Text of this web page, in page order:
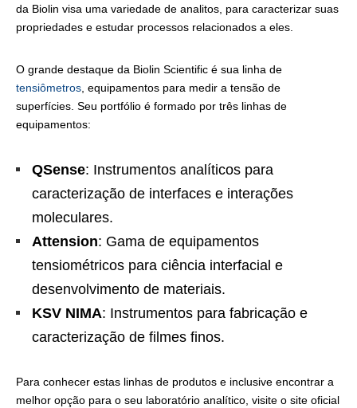
da Biolin visa uma variedade de analitos, para caracterizar suas
propriedades e estudar processos relacionados a eles.
O grande destaque da Biolin Scientific é sua linha de
tensiômetros, equipamentos para medir a tensão de
superfícies. Seu portfólio é formado por três linhas de
equipamentos:
QSense: Instrumentos analíticos para
caracterização de interfaces e interações
moleculares.
Attension: Gama de equipamentos
tensiométricos para ciência interfacial e
desenvolvimento de materiais.
KSV NIMA: Instrumentos para fabricação e
caracterização de filmes finos.
Para conhecer estas linhas de produtos e inclusive encontrar a
melhor opção para o seu laboratório analítico, visite o site oficial